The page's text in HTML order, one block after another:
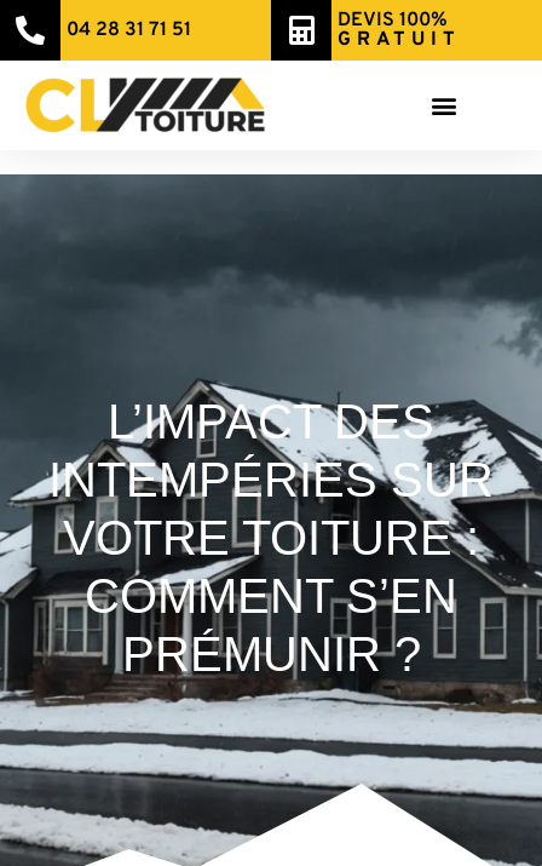
L’IMPACT DES
INTEMPÉRIES SUR
VOTRE TOITURE :
COMMENT S’EN
PRÉMUNIR ?
04 28 31 71 51
DEVIS 100%
GRATUIT